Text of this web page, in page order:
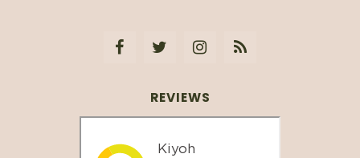
REVIEWS